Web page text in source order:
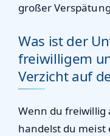
großer
Was ist der
freiwilligem
Verzicht auf
Wenn du freiwillig
handelst du meist